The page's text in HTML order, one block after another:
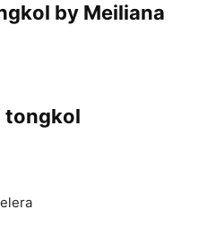
by Meiliana
tongkol